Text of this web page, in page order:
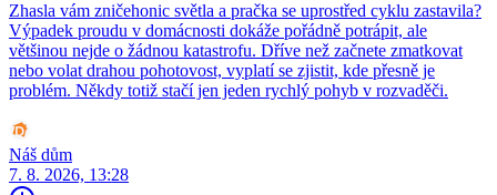
Zhasla vám zničehonic světla a pračka se uprostřed cyklu zastavila?
Výpadek proudu v domácnosti dokáže pořádně potrápit, ale
většinou nejde o žádnou katastrofu. Dříve než začnete zmatkovat
nebo volat drahou pohotovost, vyplatí se zjistit, kde přesně je
problém. Někdy totiž stačí jen jeden rychlý pohyb v rozvaděči.
Náš dům
7. 8. 2026, 13:28